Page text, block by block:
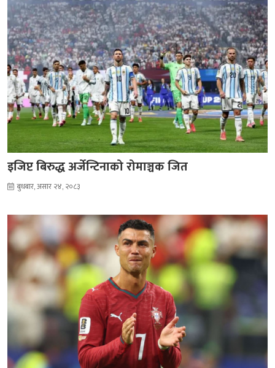
इजिप्ट बिरुद्ध अर्जेन्टिनाको रोमाञ्चक जित
बुधबार, असार २४, २०८३